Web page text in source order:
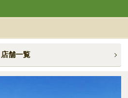
店舗一覧
トクラブ